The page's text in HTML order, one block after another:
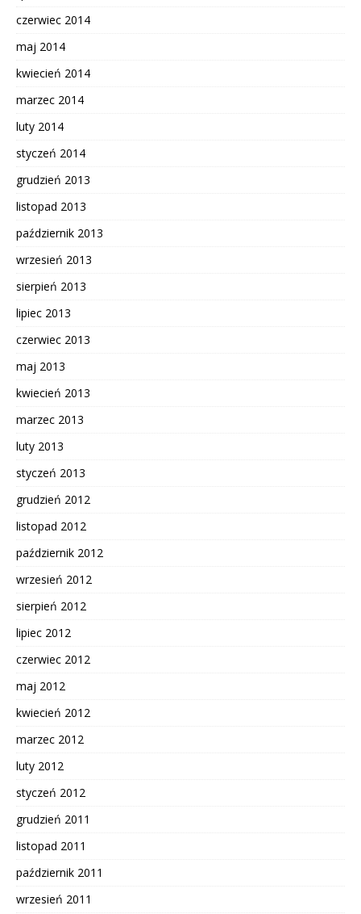
czerwiec 2014
maj 2014
kwiecień 2014
marzec 2014
luty 2014
styczeń 2014
grudzień 2013
listopad 2013
październik 2013
wrzesień 2013
sierpień 2013
lipiec 2013
czerwiec 2013
maj 2013
kwiecień 2013
marzec 2013
luty 2013
styczeń 2013
grudzień 2012
listopad 2012
październik 2012
wrzesień 2012
sierpień 2012
lipiec 2012
czerwiec 2012
maj 2012
kwiecień 2012
marzec 2012
luty 2012
styczeń 2012
grudzień 2011
listopad 2011
październik 2011
wrzesień 2011